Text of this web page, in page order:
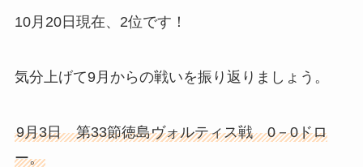
10月20日現在、2位です！
気分上げて9月からの戦いを振り返りましょう。
9月3日 第33節徳島ヴォルティス戦 0－0ドロ
ー。